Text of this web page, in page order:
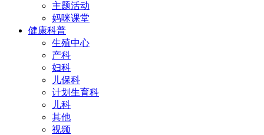
主题活动
妈咪课堂
健康科普
生殖中心
产科
妇科
儿保科
计划生育科
儿科
其他
视频